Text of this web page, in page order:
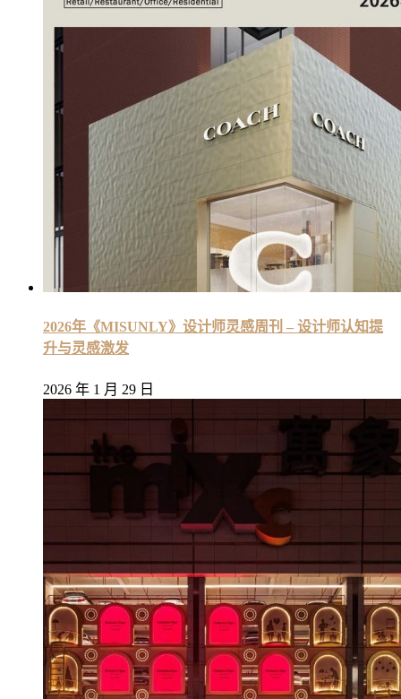
2026年《MISUNLY》设计师灵感周刊 – 设计师认知提
升与灵感激发
2026 年 1 月 29 日